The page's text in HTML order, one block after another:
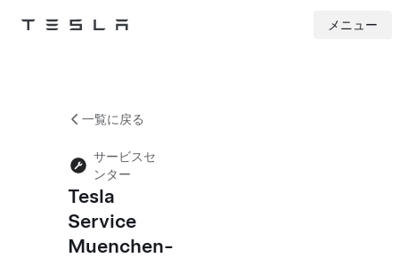
Tesla メニュー
一覧に戻る
サービスセ
ンター
Tesla
Service
Muenchen-